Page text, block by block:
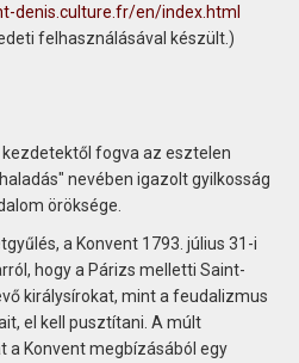
denis.culture.fr/en/index.html
felhasználásával készült.)
fogva az esztelen
nevében igazolt gyilkosság
öröksége.
a Konvent 1793. július 31-i
hogy a Párizs melletti Saint-
királysírokat, mint a feudalizmus
el kell pusztítani. A múlt
a Konvent megbízásából egy